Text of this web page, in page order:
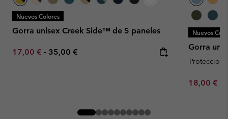
Nuevos Colores
Gorra unisex Creek Side™ de 5 paneles
Minimum sale price:
17,00 € - Maximum price:
35,00 €
Nuevos
Gorra
Proteccion
Minimum
18,00 €